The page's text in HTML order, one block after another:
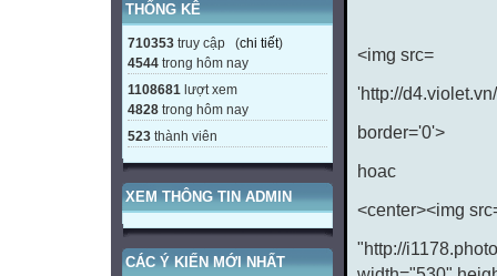
THỐNG KÊ
710353 truy cập (chi tiết)
4544 trong hôm nay
1108681 lượt xem
4828 trong hôm nay
523 thành viên
XEM THÔNG TIN ADMIN
CÁC Ý KIẾN MỚI NHẤT
<img src=
'http://
border='0'>
hoac
<center><img
"http://